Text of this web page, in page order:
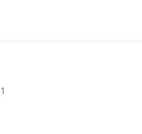
1